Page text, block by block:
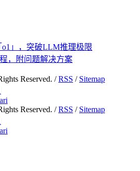
」，突破LLM推理极限
，附问题解决方案
Reserved. /RSS / Sitemap
Reserved. /RSS / Sitemap